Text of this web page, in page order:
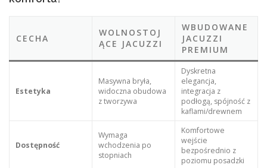
CECHA
WOLNOSTOJ
ĄCE JACUZZI
WBUDOWANE
JACUZZI
PREMIUM
Estetyka
Masywna bryła,
widoczna obudowa
z tworzywa
Dyskretna
elegancja,
integracja z
podłogą, spójność z
kaflami/drewnem
Dostępność
Wymaga
wchodzenia po
stopniach
Komfortowe
wejście
bezpośrednio z
poziomu posadzki